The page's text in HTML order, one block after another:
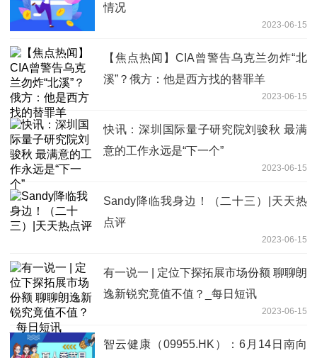
情况
2023-06-15
【焦点热闻】CIA曾警告乌克兰勿炸“北
溪”？俄方：他是西方找的替罪羊
2023-06-15
快讯：深圳国际量子研究院刘骏秋 最满
意的工作永远是“下一个”
2023-06-15
Sandy降临我身边！（二十三）|天天热
点评
2023-06-15
有一说一 | 定位下探拓展市场份额 聊聊朗
逸新锐究竟值不值？_每日短讯
2023-06-15
智云健康（09955.HK）：6月14日南向